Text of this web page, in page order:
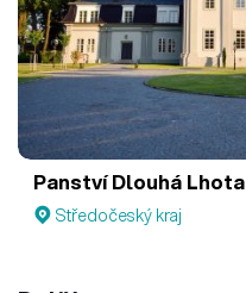
Panství Dlouhá Lhota
Středočeský kraj